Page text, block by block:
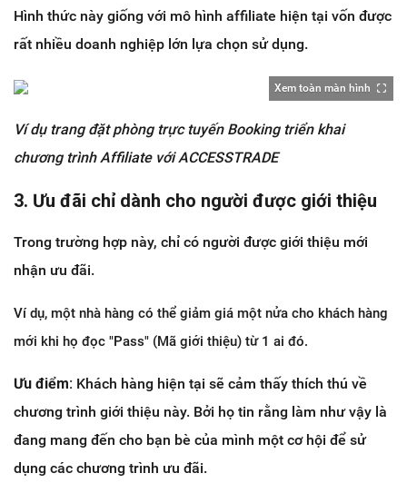
Hình thức này giống với mô hình affiliate hiện tại vốn được
rất nhiều doanh nghiệp lớn lựa chọn sử dụng.
Xem toàn màn hình
Ví dụ trang đặt phòng trực tuyến Booking triển khai
chương trình Affiliate với ACCESSTRADE
3. Ưu đãi chỉ dành cho người được giới thiệu
Trong trường hợp này, chỉ có người được giới thiệu mới
nhận ưu đãi.
Ví dụ, một nhà hàng có thể giảm giá một nửa cho khách hàng
mới khi họ đọc "Pass" (Mã giới thiệu) từ 1 ai đó.
Ưu điểm: Khách hàng hiện tại sẽ cảm thấy thích thú về
chương trình giới thiệu này. Bởi họ tin rằng làm như vậy là
đang mang đến cho bạn bè của mình một cơ hội để sử
dụng các chương trình ưu đãi.